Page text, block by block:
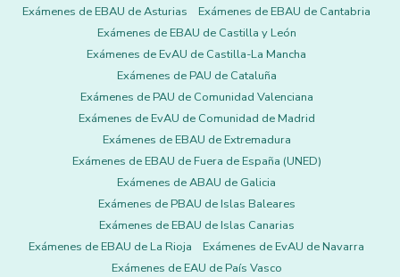
Exámenes de EBAU de Asturias
Exámenes de EBAU de Cantabria
Exámenes de EBAU de Castilla y León
Exámenes de EvAU de Castilla-La Mancha
Exámenes de PAU de Cataluña
Exámenes de PAU de Comunidad Valenciana
Exámenes de EvAU de Comunidad de Madrid
Exámenes de EBAU de Extremadura
Exámenes de EBAU de Fuera de España (UNED)
Exámenes de ABAU de Galicia
Exámenes de PBAU de Islas Baleares
Exámenes de EBAU de Islas Canarias
Exámenes de EBAU de La Rioja
Exámenes de EvAU de Navarra
Exámenes de EAU de País Vasco